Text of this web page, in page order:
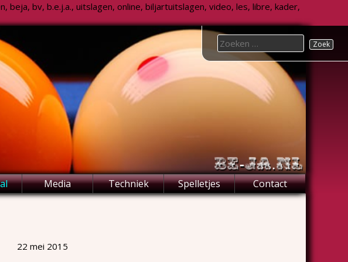
bv, b.e.j.a., uitslagen, online, biljartuitslagen, video, les, libre, kader,
Media Techniek Spelletjes Contact
Search
for:
22 mei 2015